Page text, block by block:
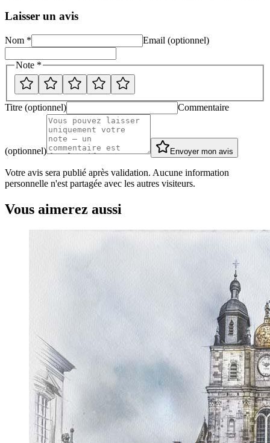
Laisser un avis
Nom * Email (optionnel)
Note *
Titre (optionnel) Commentaire
(optionnel) Envoyer mon avis
Votre avis sera publié après validation. Aucune information
personnelle n'est partagée avec les autres visiteurs.
Vous aimerez aussi